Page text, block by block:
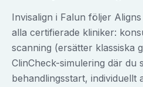
Invisalign i Falun följer
alla certifierade kliniker:
scanning (ersätter klassiska
ClinCheck-simulering där du
behandlingsstart, individuellt